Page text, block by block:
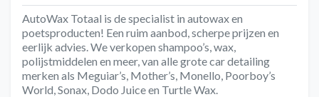
AutoWax Totaal is de specialist in autowax en
poetsproducten! Een ruim aanbod, scherpe prijzen en
eerlijk advies. We verkopen shampoo’s, wax,
polijstmiddelen en meer, van alle grote car detailing
merken als Meguiar’s, Mother’s, Monello, Poorboy’s
World, Sonax, Dodo Juice en Turtle Wax.